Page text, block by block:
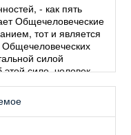
- как пять
Общечеловеческие
тот и является
силой
силе, человек
В древние
Общечеловеческих
и процветания во